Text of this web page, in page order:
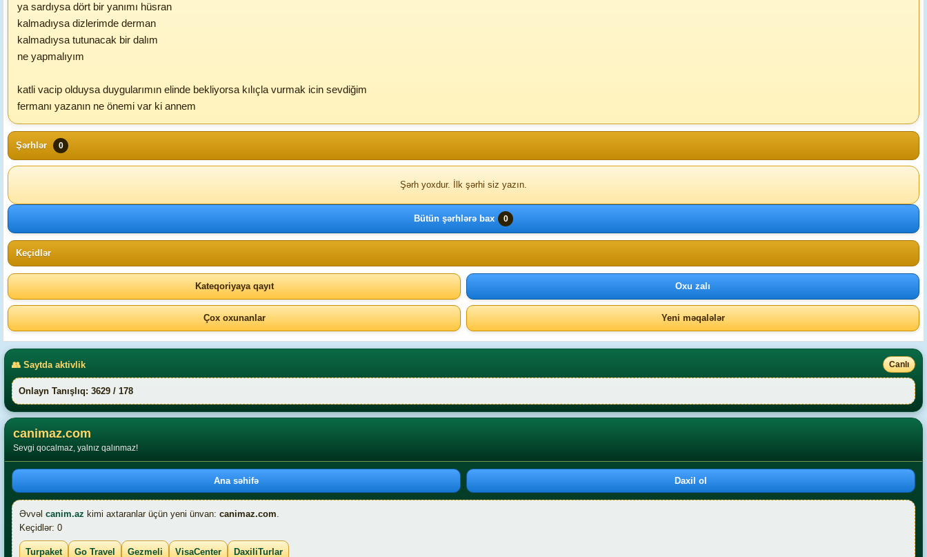
ya sardıysa dört bir yanımı hüsran
kalmadıysa dizlerimde derman
kalmadıysa tutunacak bir dalım
ne yapmalıyım
katli vacip olduysa duygularımın elinde bekliyorsa kılıçla vurmak icin sevdiğim
fermanı yazanın ne önemi var ki annem
Şərhlər 0
Şərh yoxdur. İlk şərhi siz yazın.
Bütün şərhlərə bax 0
Keçidlər
Kateqoriyaya qayıt Oxu zalı
Çox oxunanlar Yeni məqalələr
👥 Saytda aktivlik Canlı
Onlayn Tanışlıq: 3629 / 178
canimaz.com
Sevgi qocalmaz, yalnız qalınmaz!
Ana səhifə Daxil ol
Əvvəl canim.az kimi axtaranlar üçün yeni ünvan: canimaz.com.
Keçidlər: 0
Turpaket Go Travel Gezmeli VisaCenter DaxiliTurlar